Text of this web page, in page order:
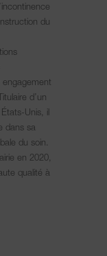
du
engagement
d’un
Unis, il
dans sa
du soin.
en 2020,
qualité à